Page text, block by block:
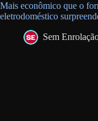
Mais econômico que o
eletrodoméstico
Sem